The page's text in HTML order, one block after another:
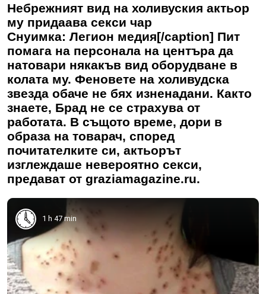
Небрежният вид на холивуския актьор
му придаава секси чар
Снуимка: Легион медия[/caption] Пит
помага на персонала на центъра да
натовари някакъв вид оборудване в
колата му. Феновете на холивудска
звезда обаче не бях изненадани. Както
знаете, Брад не се страхува от
работата. В същото време, дори в
образа на товарач, според
почитателките си, актьорът
изглеждаше невероятно секси,
предават от graziamagazine.ru.
1 h 47 min